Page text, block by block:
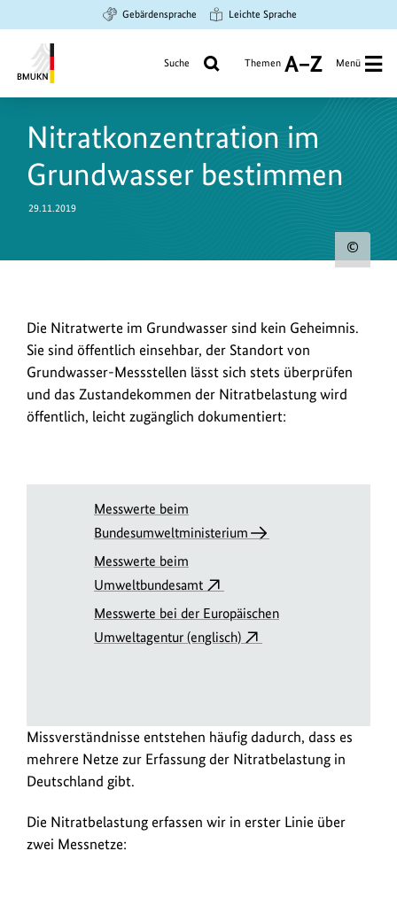
Hauptinhalt
springen
Suche
springen
Hauptnavigation
springen
Gebärdensprache Leichte Sprache
Umwelt,
Naturschutz
Suche Themen
A
Z
Menü
Nitratkonzentration im
Grundwasser bestimmen
29.11.2019
Die
Nitratwerte
im
Grundwasser
sind
und
Zustandekommen
Nitratbelastung
Die Nitratwerte im Grundwasser sind kein Geheimnis.
Sie sind öffentlich einsehbar, der Standort von
Grundwasser-Messstellen lässt sich stets überprüfen
und das Zustandekommen der Nitratbelastung wird
öffentlich, leicht zugänglich dokumentiert:
Messwerte beim
Bundesumweltministerium
Messwerte beim
Umweltbundesamt
Messwerte bei der Europäischen
Umweltagentur (englisch)
Missverständnisse entstehen häufig dadurch, dass es
mehrere Netze zur Erfassung der Nitratbelastung in
Deutschland gibt.
Die Nitratbelastung erfassen wir in erster Linie über
zwei Messnetze: